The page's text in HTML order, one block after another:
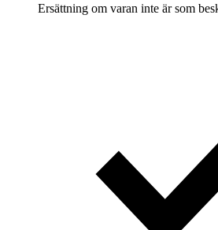
Ersättning om varan inte är som